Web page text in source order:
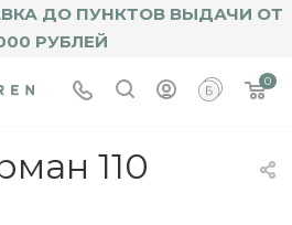
ДО ПУНКТОВ ВЫДАЧИ ОТ
РУБЛЕЙ
0
110